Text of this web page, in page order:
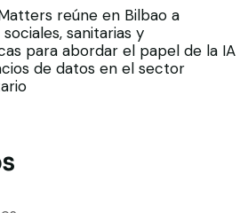
reúne en Bilbao a
sanitarias y
para abordar el papel de la IA
de datos en el sector